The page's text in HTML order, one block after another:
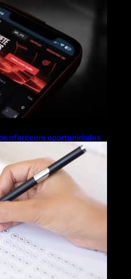
oferecem oportunidades